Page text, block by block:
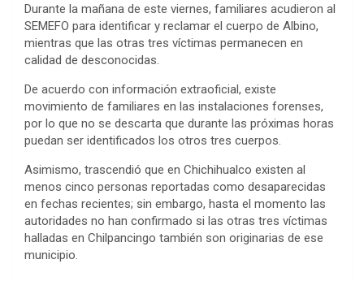
Durante la mañana de este viernes, familiares acudieron al
SEMEFO para identificar y reclamar el cuerpo de Albino,
mientras que las otras tres víctimas permanecen en
calidad de desconocidas.
De acuerdo con información extraoficial, existe
movimiento de familiares en las instalaciones forenses,
por lo que no se descarta que durante las próximas horas
puedan ser identificados los otros tres cuerpos.
Asimismo, trascendió que en Chichihualco existen al
menos cinco personas reportadas como desaparecidas
en fechas recientes; sin embargo, hasta el momento las
autoridades no han confirmado si las otras tres víctimas
halladas en Chilpancingo también son originarias de ese
municipio.